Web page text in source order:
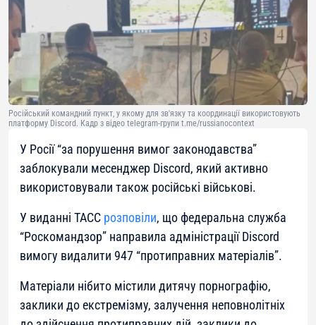
Російський командний пункт, у якому для зв'язку та координації використовують
платформу Discord. Кадр з відео telegram-групи t.me/russianocontext
У Росії “за порушення вимог законодавства”
заблокували месенджер Discord, який активно
використовували також російські військові.
У виданні ТАСС розповіли, що федеральна служба
“Роскомандзор” направила адміністрації Discord
вимогу видалити 947 “протиправних матеріалів”.
Матеріали нібито містили дитячу порнографію,
заклики до екстремізму, залучення неповнолітніх